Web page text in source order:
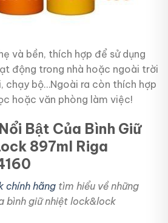
và bền, thích hợp để sử dụng
động trong nhà hoặc ngoài trời
chạy bộ…Ngoài ra còn thích hợp
hoặc văn phòng làm việc!
Bật Của Bình Giữ
897ml Riga
chính hãng tìm hiểu về những
bình giữ nhiệt lock&lock